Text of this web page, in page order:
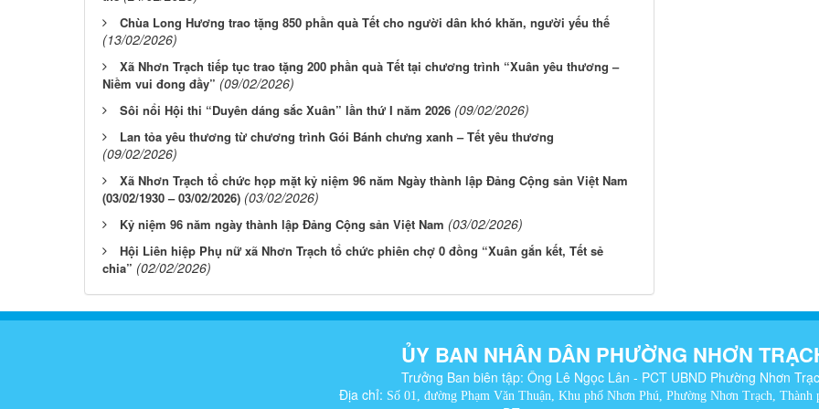
Chùa Long Hương trao tặng 850 phần quà Tết cho người dân khó khăn, người yếu thế
(13/02/2026)
Xã Nhơn Trạch tiếp tục trao tặng 200 phần quà Tết tại chương trình “Xuân yêu thương –
Niềm vui đong đầy” (09/02/2026)
Sôi nổi Hội thi “Duyên dáng sắc Xuân” lần thứ I năm 2026 (09/02/2026)
Lan tỏa yêu thương từ chương trình Gói Bánh chưng xanh – Tết yêu thương
(09/02/2026)
Xã Nhơn Trạch tổ chức họp mặt kỷ niệm 96 năm Ngày thành lập Đảng Cộng sản Việt Nam
(03/02/1930 – 03/02/2026) (03/02/2026)
Kỷ niệm 96 năm ngày thành lập Đảng Cộng sản Việt Nam (03/02/2026)
Hội Liên hiệp Phụ nữ xã Nhơn Trạch tổ chức phiên chợ 0 đồng “Xuân gắn kết, Tết sẻ
chia” (02/02/2026)
ỦY BAN NHÂN DÂN PHƯỜNG NHƠN
Trưởng Ban biên tập: Ông Lê Ngọc Lân - PCT UBND Phường Nhơn
Địa chỉ: Số 01, đường Phạm Văn Thuận, Khu phố Nhơn Phú, Phường Nhơn Trạch, Thành